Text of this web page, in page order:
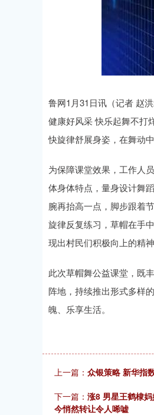
鲁网1月31日讯（记者 赵
健康好风采 快乐起舞不打
快旋律舒展身姿，在舞动
为保障课堂效果，工作人
体身体特点，量身设计舞
腕再抬高一点，脚步跟着
旋律反复练习，草帽在手
现出村民们积极向上的精
此次草帽舞公益课堂，既
阵地，持续推出形式多样
魄、乐享生活。
上一篇： 众银策略 新华指
下一篇： 涨8 男星王鹤棣
今悄然转让令人唏嘘